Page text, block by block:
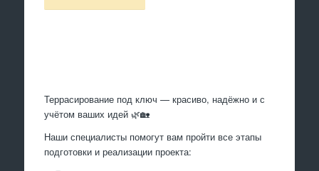
Террасирование под ключ — красиво, надёжно и с
учётом ваших идей 🌿🏡
Наши специалисты помогут вам пройти все этапы
подготовки и реализации проекта: